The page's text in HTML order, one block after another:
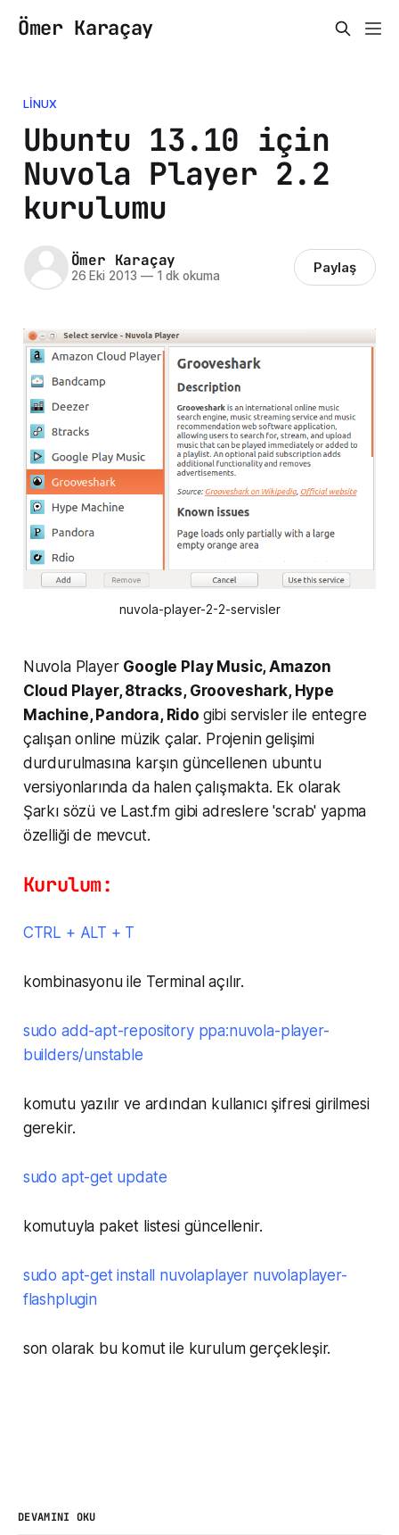
Ömer Karaçay
LINUX
Ubuntu 13.10 için
Nuvola Player 2.2
kurulumu
Ömer Karaçay
26 Eki 2013 —1 dk okuma Paylaş
nuvola-player-2-2-servisler
Nuvola Player Google Play Music, Amazon
Cloud Player, 8tracks, Grooveshark, Hype
Machine, Pandora, Rido gibi servisler ile entegre
çalışan online müzik çalar. Projenin gelişimi
durdurulmasına karşın güncellenen ubuntu
versiyonlarında da halen çalışmakta. Ek olarak
Şarkı sözü ve Last.fm gibi adreslere 'scrab' yapma
özelliği de mevcut.
Kurulum:
CTRL + ALT + T
kombinasyonu ile Terminal açılır.
sudo add-apt-repository ppa:nuvola-player-
builders/unstable
komutu yazılır ve ardından kullanıcı şifresi girilmesi
gerekir.
sudo apt-get update
komutuyla paket listesi güncellenir.
sudo apt-get install nuvolaplayer nuvolaplayer-
flashplugin
son olarak bu komut ile kurulum gerçekleşir.
DEVAMINI OKU